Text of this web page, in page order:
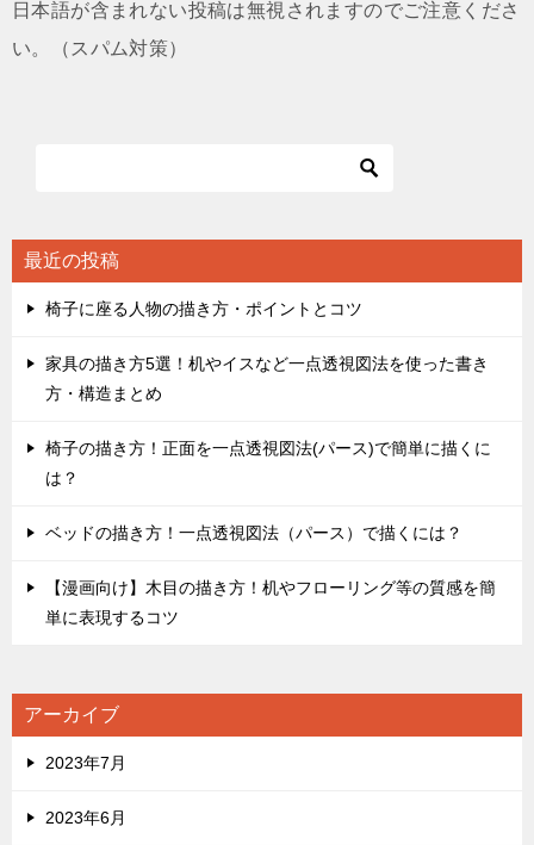
日本語が含まれない投稿は無視されますのでご注意くださ
い。（スパム対策）
最近の投稿
椅子に座る人物の描き方・ポイントとコツ
家具の描き方5選！机やイスなど一点透視図法を使った書き
方・構造まとめ
椅子の描き方！正面を一点透視図法(パース)で簡単に描くに
は？
ベッドの描き方！一点透視図法（パース）で描くには？
【漫画向け】木目の描き方！机やフローリング等の質感を簡
単に表現するコツ
アーカイブ
2023年7月
2023年6月